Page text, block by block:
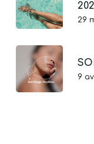
29
9